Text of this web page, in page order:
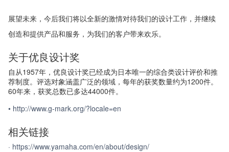
展望未来，今后我们将以全新的激情对待我们的设计工作，并继续
创造和提供产品和服务，为我们的客户带来欢乐。
关于优良设计奖
自从1957年，优良设计奖已经成为日本唯一的综合类设计评价和推
荐制度。评选对象涵盖广泛的领域，每年的获奖数量约为1200件。
60年来，获奖总数已多达44000件。
• http://www.g-mark.org/?locale=en
相关链接
· https://www.yamaha.com/en/about/design/